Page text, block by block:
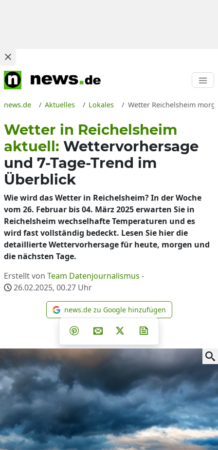
news.de Aktuelles Lokales Wetter Reichelsheim
Wetter in Reichelsheim
aktuell: Wettervorhersage
und 7-Tage-Trend im
Überblick
Wie wird das Wetter in Reichelsheim? In der Woche
vom 26. Februar bis 04. März 2025 erwarten Sie in
Reichelsheim wechselhafte Temperaturen und es
wird fast vollständig bedeckt. Lesen Sie hier die
detaillierte Wettervorhersage für heute, morgen und
die nächsten Tage.
Erstellt von Team Datenjournalismus -
26.02.2025, 00.27 Uhr
news.de zu Google
news.de zu Google hinzufügen
Teilen auf Facebook
Teilen auf Whatsapp
Teilen auf Telegram
Teilen auf Pinterest
Per E-Mail teilen
Post auf X